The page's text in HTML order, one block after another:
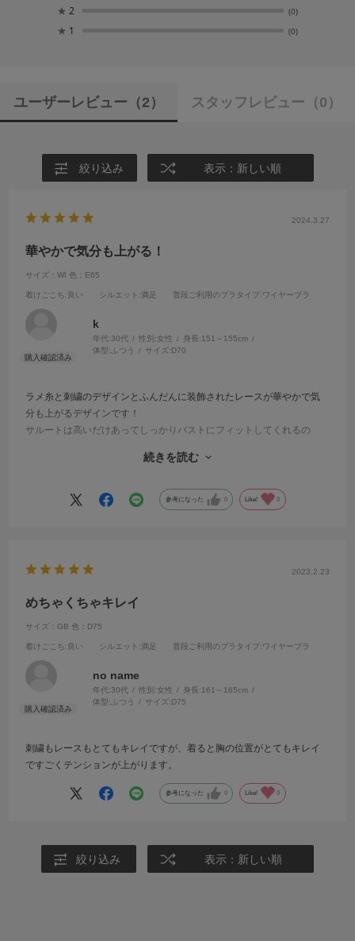
★ 2 (0)
★ 1 (0)
ユーザーレビュー （2） スタッフレビュー （0）
絞り込み 表示：新しい順
2024.3.27
華やかで気分も上がる！
サイズ：WI 色：E65
着けごこち:良い シルエット :満足 普段ご利用のブラタイプ :ワイヤーブラ
k
年代:30代 性別:女性 身長:151～155cm
体型:ふつう サイズ:D70
ラメ糸と刺繍のデザインとふんだんに装飾されたレースが華やかで気
分も上がるデザインです！
サルートは高いだけあってしっかりバストにフィットしてくれるの
とかもないのもあって、一度サルートを着けてしまうと他は買えなく
続きを読む
参考になった 0 Like! 0
2023.2.23
めちゃくちゃキレイ
サイズ：GB 色：D75
着けごこち:良い シルエット :満足 普段ご利用のブラタイプ :ワイヤーブラ
no name
年代:30代 性別:女性 身長:161～165cm
体型: ふつう サイズ:D75
刺繍もレースもとてもキレイですが、着ると胸の位置がとてもキレイ
ですごくテンションが上がります。
参考になった 0 Like! 0
絞り込み 表示：新しい順